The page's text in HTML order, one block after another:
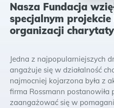
Nasza Fundacja
specjalnym projekcie
organizacji
Jedna z najpopularniejszych
angażuje się w działalność
najmocniej kojarzona była z
firma Rossmann postanowiła
zaangażować się w